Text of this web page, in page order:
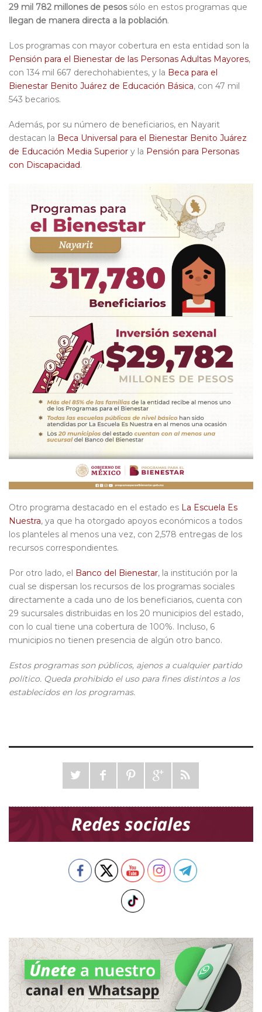
29 mil 782 millones de pesos sólo en estos programas que
llegan de manera directa a la población.
Los programas con mayor cobertura en esta entidad son la
Pensión para el Bienestar de las Personas Adultas Mayores,
con 134 mil 667 derechohabientes, y la Beca para el
Bienestar Benito Juárez de Educación Básica, con 47 mil
543 becarios.
Además, por su número de beneficiarios, en Nayarit
destacan la Beca Universal para el Bienestar Benito Juárez
de Educación Media Superior y la Pensión para Personas
con Discapacidad.
Otro programa destacado en el estado es La Escuela Es
Nuestra, ya que ha otorgado apoyos económicos a todos
los planteles al menos una vez, con 2,578 entregas de los
recursos correspondientes.
Por otro lado, el Banco del Bienestar, la institución por la
cual se dispersan los recursos de los programas sociales
directamente a cada uno de los beneficiarios, cuenta con
29 sucursales distribuidas en los 20 municipios del estado,
con lo cual tiene una cobertura de 100%. Incluso, 6
municipios no tienen presencia de algún otro banco.
Estos programas son públicos, ajenos a cualquier partido
político. Queda prohibido el uso para fines distintos a los
establecidos en los programas.